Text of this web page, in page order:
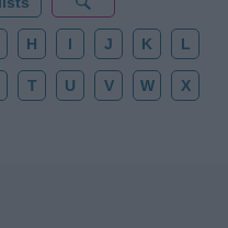
H I J K L
T U V W X